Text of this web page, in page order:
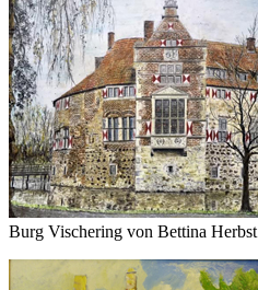
Burg Vischering von Bettina Herbst